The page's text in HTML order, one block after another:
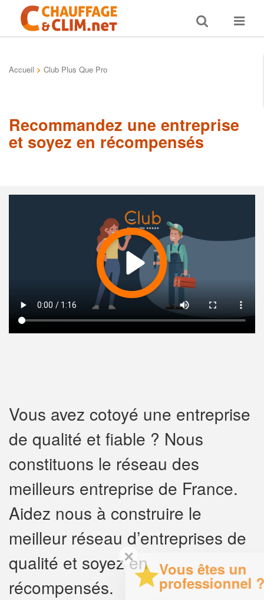
Toggle
search
Toggle
Accueil > Club Plus Que Pro
Recommandez une entreprise
et soyez en récompensés
Vous avez cotoyé une entreprise
de qualité et fiable ? Nous
constituons le réseau des
meilleurs entreprise de France.
Aidez nous à construire le
meilleur réseau d’entreprises de
qualité et soyez en
récompensés.
✕
Vous êtes un
professionnel ?